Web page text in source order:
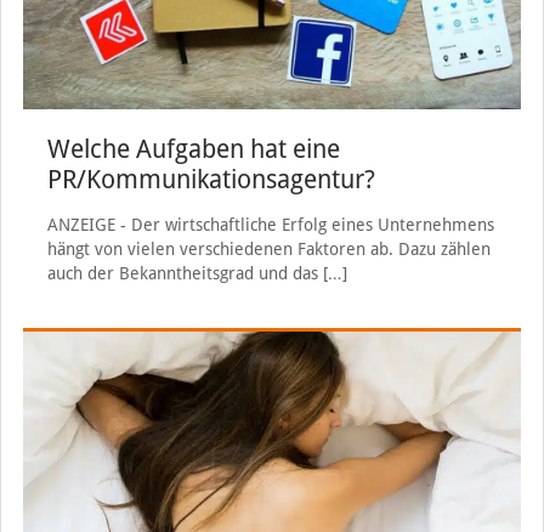
Welche Aufgaben hat eine
PR/Kommunikationsagentur?
ANZEIGE - Der wirtschaftliche Erfolg eines Unternehmens
hängt von vielen verschiedenen Faktoren ab. Dazu zählen
auch der Bekanntheitsgrad und das[…]